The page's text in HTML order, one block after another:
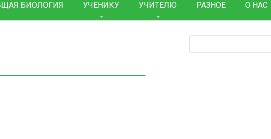
БИОЛОГИЯ УЧЕНИКУ УЧИТЕЛЮ РАЗНОЕ О НАС